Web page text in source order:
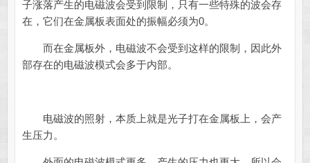
子涨落产生的电磁波会受到限制，只有一些特殊的波会存
在，它们在金属板表面处的振幅必须为0。
而在金属板外，电磁波不会受到这样的限制，因此外
部存在的电磁波模式会多于内部。
电磁波的照射，本质上就是光子打在金属板上，会产
生压力。